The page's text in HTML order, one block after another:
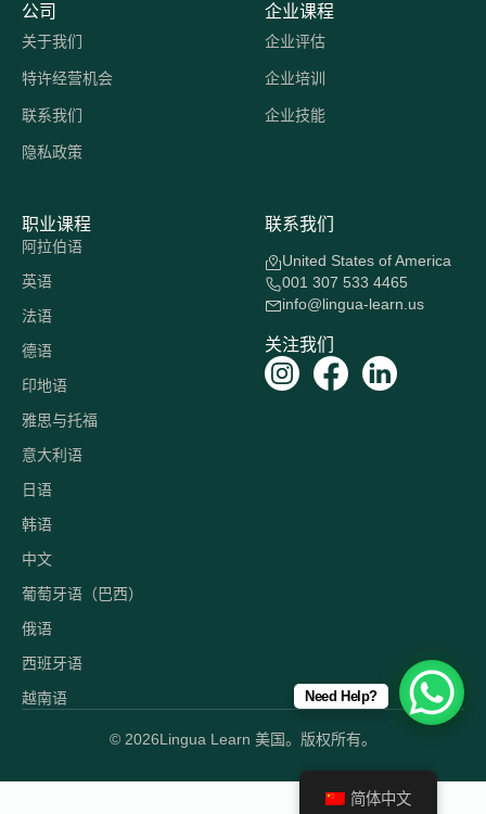
公司
关于我们
特许经营机会
联系我们
隐私政策
企业课程
企业评估
企业培训
企业技能
职业课程
阿拉伯语
英语
法语
德语
印地语
雅思与托福
意大利语
日语
韩语
中文
葡萄牙语（巴西）
俄语
西班牙语
越南语
联系我们
United States of America
001 307 533 4465
info@lingua-learn.us
关注我们
© 2026Lingua Learn 美国。版权所有。
Need Help?
简体中文